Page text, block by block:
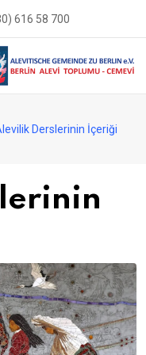
616 58 700
Derslerinin İçeriği